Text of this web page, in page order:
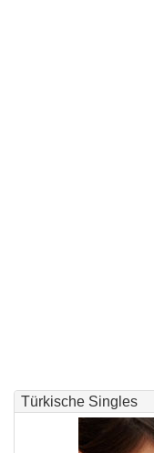
Türkische Singles